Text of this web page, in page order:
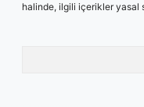
halinde, ilgili içerikler yasal